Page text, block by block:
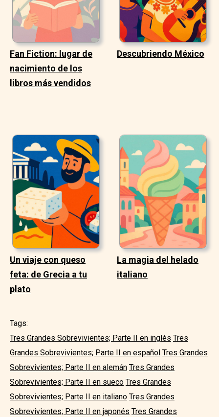
Fan Fiction: lugar de
nacimiento de los
libros más vendidos
Descubriendo México
Un viaje con queso
feta: de Grecia a tu
plato
La magia del helado
italiano
Tags:
Tres Grandes Sobrevivientes; Parte II en inglés Tres
Grandes Sobrevivientes; Parte II en español Tres Grandes
Sobrevivientes; Parte II en alemán Tres Grandes
Sobrevivientes; Parte II en sueco Tres Grandes
Sobrevivientes; Parte II en italiano Tres Grandes
Sobrevivientes; Parte II en japonés Tres Grandes